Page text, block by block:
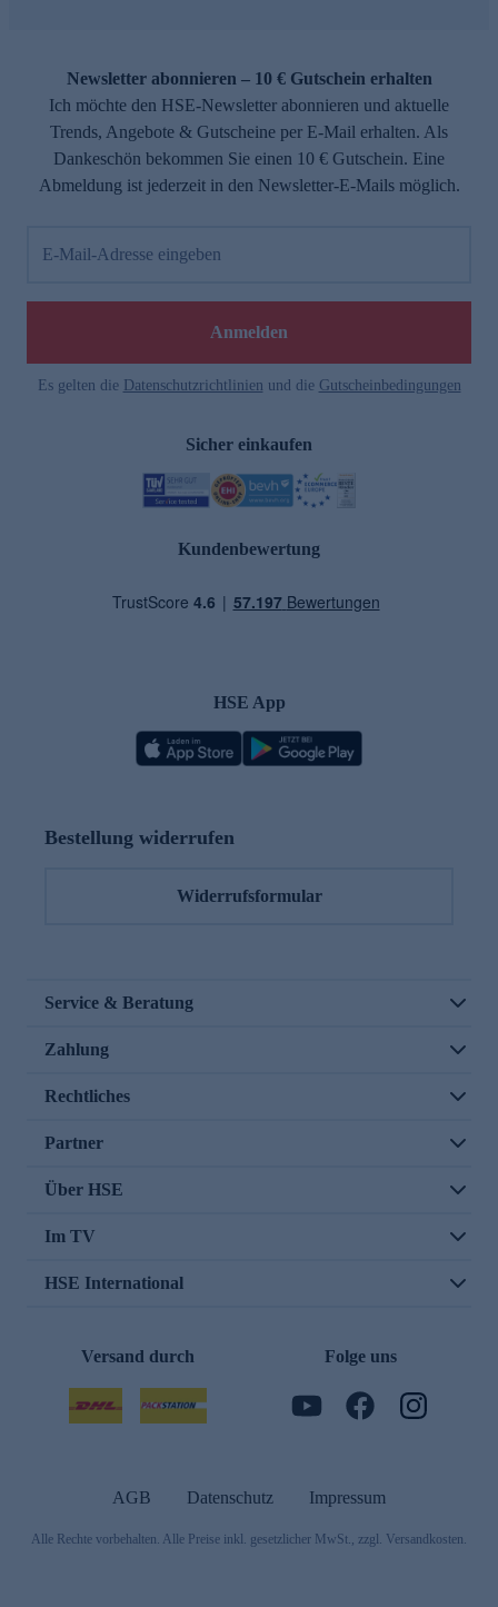
Newsletter abonnieren – 10 € Gutschein erhalten
Ich möchte den HSE-Newsletter abonnieren und aktuelle
Trends, Angebote & Gutscheine per E-Mail erhalten. Als
Dankeschön bekommen Sie einen 10 € Gutschein. Eine
Abmeldung ist jederzeit in den Newsletter-E-Mails möglich.
E-Mail-Adresse eingeben
Anmelden
Es gelten die Datenschutzrichtlinien und die Gutscheinbedingungen
Sicher einkaufen
Kundenbewertung
HSE App
Bestellung widerrufen
Widerrufsformular
Service & Beratung
Zahlung
Rechtliches
Partner
Über HSE
Im TV
HSE International
Versand durch Folge uns
AGB Datenschutz Impressum
Alle Rechte vorbehalten. Alle Preise inkl. gesetzlicher MwSt., zzgl. Versandkosten.